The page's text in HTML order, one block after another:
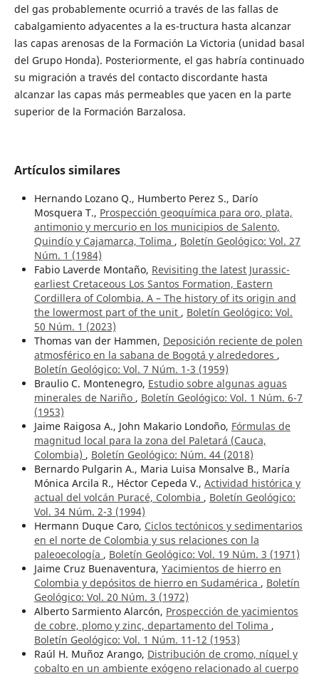
del gas probablemente ocurrió a través de las fallas de
cabalgamiento adyacentes a la es-tructura hasta alcanzar
las capas arenosas de la Formación La Victoria (unidad basal
del Grupo Honda). Posteriormente, el gas habría continuado
su migración a través del contacto discordante hasta
alcanzar las capas más permeables que yacen en la parte
superior de la Formación Barzalosa.
Artículos similares
Hernando Lozano Q., Humberto Perez S., Darío
Mosquera T., Prospección geoquímica para oro, plata,
antimonio y mercurio en los municipios de Salento,
Quindío y Cajamarca, Tolima , Boletín Geológico: Vol. 27
Núm. 1 (1984)
Fabio Laverde Montaño, Revisiting the latest Jurassic-
earliest Cretaceous Los Santos Formation, Eastern
Cordillera of Colombia. A – The history of its origin and
the lowermost part of the unit , Boletín Geológico: Vol.
50 Núm. 1 (2023)
Thomas van der Hammen, Deposición reciente de polen
atmosférico en la sabana de Bogotá y alrededores ,
Boletín Geológico: Vol. 7 Núm. 1-3 (1959)
Braulio C. Montenegro, Estudio sobre algunas aguas
minerales de Nariño , Boletín Geológico: Vol. 1 Núm. 6-7
(1953)
Jaime Raigosa A., John Makario Londoño, Fórmulas de
magnitud local para la zona del Paletará (Cauca,
Colombia) , Boletín Geológico: Núm. 44 (2018)
Bernardo Pulgarin A., Maria Luisa Monsalve B., María
Mónica Arcila R., Héctor Cepeda V., Actividad histórica y
actual del volcán Puracé, Colombia , Boletín Geológico:
Vol. 34 Núm. 2-3 (1994)
Hermann Duque Caro, Ciclos tectónicos y sedimentarios
en el norte de Colombia y sus relaciones con la
paleoecología , Boletín Geológico: Vol. 19 Núm. 3 (1971)
Jaime Cruz Buenaventura, Yacimientos de hierro en
Colombia y depósitos de hierro en Sudamérica , Boletín
Geológico: Vol. 20 Núm. 3 (1972)
Alberto Sarmiento Alarcón, Prospección de yacimientos
de cobre, plomo y zinc, departamento del Tolima ,
Boletín Geológico: Vol. 1 Núm. 11-12 (1953)
Raúl H. Muñoz Arango, Distribución de cromo, níquel y
cobalto en un ambiente exógeno relacionado al cuerpo